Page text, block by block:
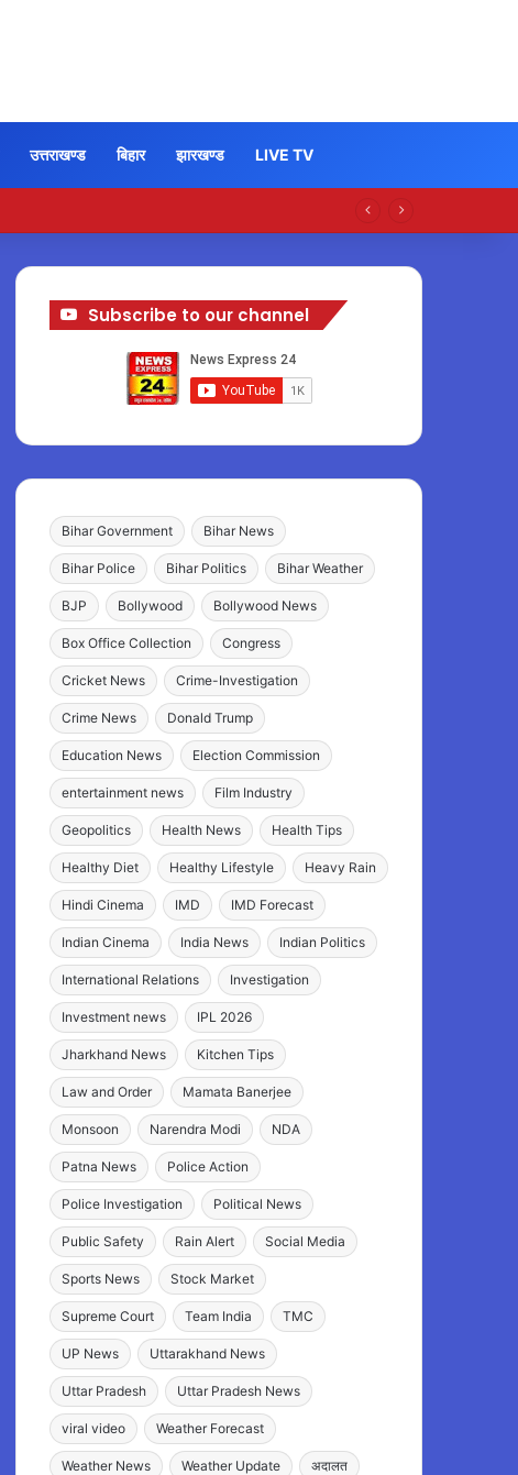
उत्तराखण्ड बिहार झारखण्ड LIVE TV
Subscribe to our channel
Bihar Government Bihar News
Bihar Police Bihar Politics Bihar Weather
BJP Bollywood Bollywood News
Box Office Collection Congress
Cricket News Crime-Investigation
Crime News Donald Trump
Education News Election Commission
entertainment news Film Industry
Geopolitics Health News Health Tips
Healthy Diet Healthy Lifestyle Heavy Rain
Hindi Cinema IMD IMD Forecast
Indian Cinema India News Indian Politics
International Relations Investigation
Investment news IPL 2026
Jharkhand News Kitchen Tips
Law and Order Mamata Banerjee
Monsoon Narendra Modi NDA
Patna News Police Action
Police Investigation Political News
Public Safety Rain Alert Social Media
Sports News Stock Market
Supreme Court Team India TMC
UP News Uttarakhand News
Uttar Pradesh Uttar Pradesh News
viral video Weather Forecast
Weather News Weather Update अदालत